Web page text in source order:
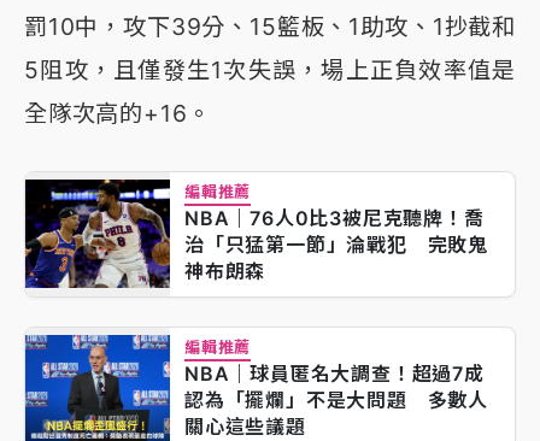
罰10中，攻下39分、15籃板、1助攻、1抄截和
5阻攻，且僅發生1次失誤，場上正負效率值是
全隊次高的+16。
編輯推薦
NBA｜76人0比3被尼克聽牌！喬
治「只猛第一節」淪戰犯 完敗鬼
神布朗森
編輯推薦
NBA｜球員匿名大調查！超過7成
認為「擺爛」不是大問題 多數人
關心這些議題